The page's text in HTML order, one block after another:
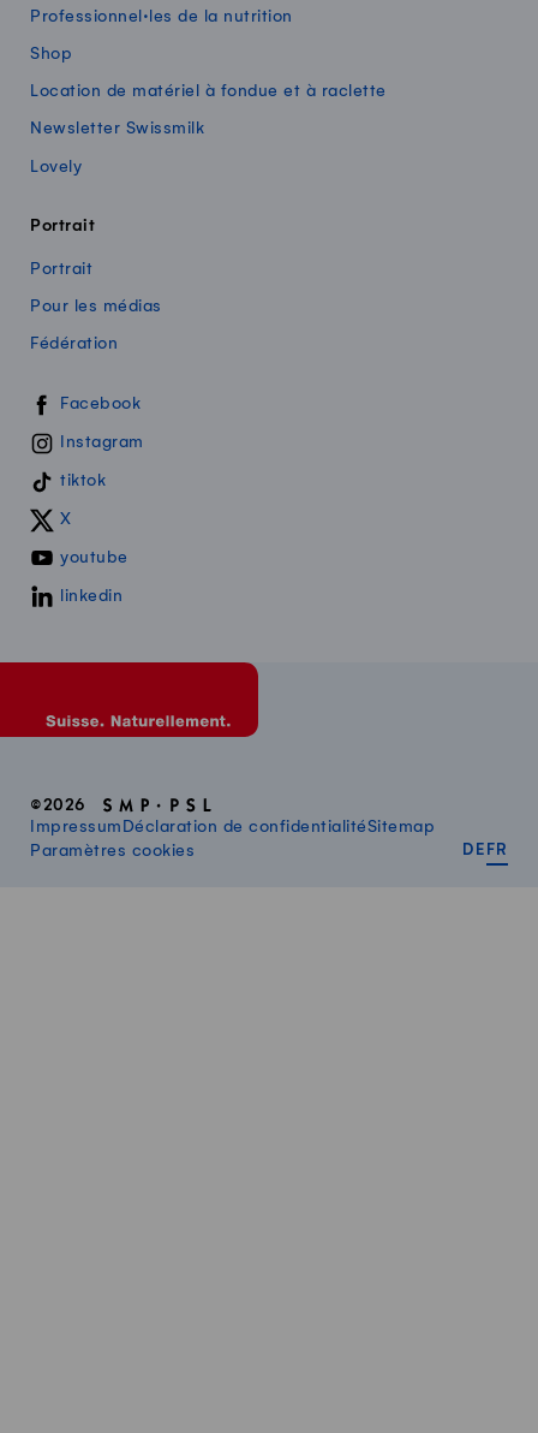
Professionnel·les de la nutrition
Shop
Location de matériel à fondue et à raclette
Newsletter Swissmilk
Lovely
Portrait
Portrait
Pour les médias
Fédération
Swissmilk sur les réseaux sociaux
Facebook
Instagram
tiktok
X
youtube
linkedin
©2026
Impressum Déclaration de confidentialitéSitemap
Paramètres cookies
DE FR